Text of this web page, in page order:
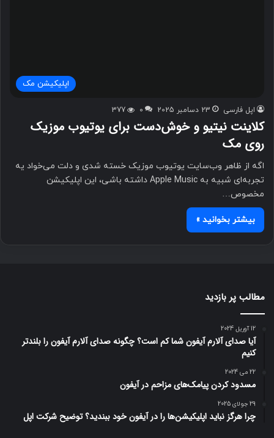
اپلیکیشن مک
اپل فارسی 23 دسامبر 2025 0
377
کلاینت نیتیو و خوش‌دست برای یوتیوب موزیک
روی مک
اگه از ظاهر وب‌سایت یوتیوب موزیک خسته شدی و دلت می‌خواد یه
تجربه‌ای شبیه به Apple Music داشته باشی، این اپلیکیشن
مخصوص…
بیشتر بخوانید »
مطالب پر بازدید
12 آوریل 2024
آیا صدای آلارم آیفون شما کم است؟ چگونه صدای آلارم آیفون را بلندتر
کنیم
22 می 2024
مسدود کردن پیامک‌های مزاحم در آیفون
29 جولای 2025
چرا هرگز نباید اپلیکیشن‌ها را در آیفون خود ببندید؟ توضیح شرکت اپل